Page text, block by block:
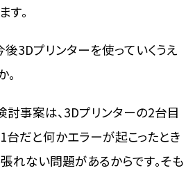
す。
後3Dプリンターを使っていくうえ
討事案は、3Dプリンターの2台目
台だと何かエラーが起こったとき
れない問題があるからです。そも